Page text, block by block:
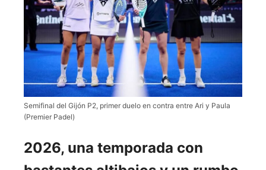
Semifinal del Gijón P2, primer duelo en contra entre Ari y Paula
(Premier Padel)
2026, una temporada con